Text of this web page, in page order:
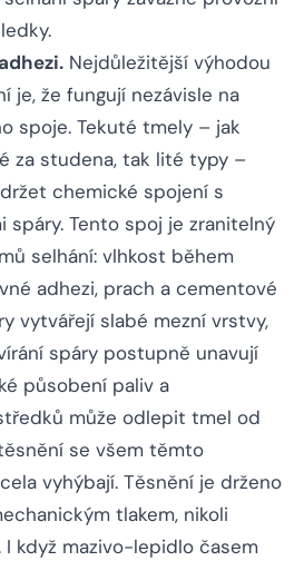
Nejdůležitější výhodou
je, že fungují nezávisle na
spoje. Tekuté tmely – jak
za studena, tak lité typy –
chemické spojení s
spáry. Tento spoj je zranitelný
selhání: vlhkost během
adhezi, prach a cementové
vytvářejí slabé mezní vrstvy,
spáry postupně unavují
působení paliv a
může odlepit tmel od
se všem těmto
vyhýbají. Těsnění je drženo
tlakem, nikoli
když mazivo-lepidlo časem